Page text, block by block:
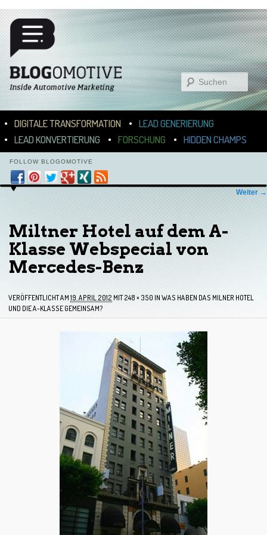
Suchen
ZUM INHALT WECHSELN
ZUM SEKUNDÄREN INHALT WECHSELN
DIGITALE TRANSFORMATION
LEAD GENERIERUNG
LEAD KONVERTIERUNG
FORSCHUNG HIDDEN CHAMPS
FOLLOW BLOGOMOTIVE
Bilder-Navigation Weiter →
Miltner Hotel auf dem A-
Klasse Webspecial von
Mercedes-Benz
VERÖFFENTLICHT AM 19. APRIL 2012 MIT248 × 350 IN WAS HABEN DAS MILNER HOTEL
UND DIE A-KLASSE GEMEINSAM?